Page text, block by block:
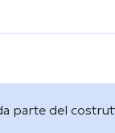
parte del